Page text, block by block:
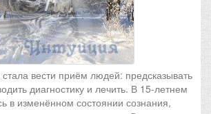
вести приём людей: предсказывать
диагностику и лечить. В 15-летнем
в изменённом состоянии сознания,